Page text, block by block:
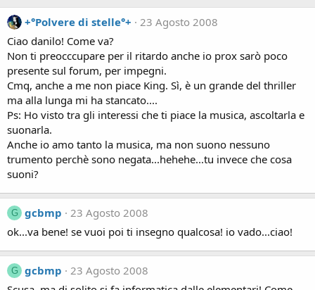
+°Polvere di stelle°+
23 Agosto 2008
Ciao danilo! Come va?
Non ti preocccupare per il ritardo anche io prox sarò poco
presente sul forum, per impegni.
Cmq, anche a me non piace King. Sì, è un grande del thriller
ma alla lunga mi ha stancato....
Ps: Ho visto tra gli interessi che ti piace la musica, ascoltarla e
suonarla.
Anche io amo tanto la musica, ma non suono nessuno
trumento perchè sono negata...hehehe...tu invece che cosa
suoni?
G gcbmp
23 Agosto 2008
ok...va bene! se vuoi poi ti insegno qualcosa! io vado...ciao!
G gcbmp
23 Agosto 2008